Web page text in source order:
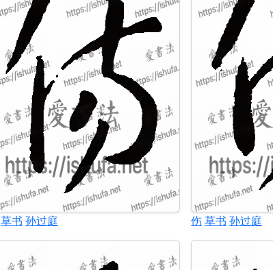
草书 孙过庭 伤草书 孙过庭